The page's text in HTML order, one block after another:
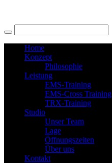
Home
Konzept
Philosophie
Leistung
EMS-Training
EMS-Cross Training
TRX-Training
Studio
Unser Team
Lage
Öffnungszeiten
Über uns
Kontakt